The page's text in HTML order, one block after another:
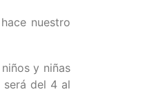
nuestro
y niñas
será del 4 al